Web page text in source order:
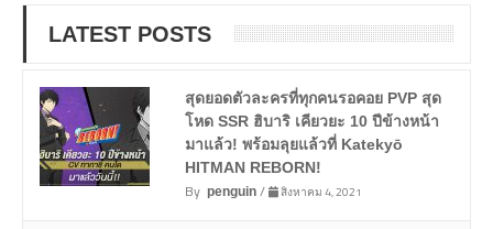
LATEST POSTS
สุดยอดตัวละครที่ทุกคนรอคอย PVP สุด
โหด SSR ฮิบาริ เคียวยะ 10 ปีข้างหน้า
มาแล้ว! พร้อมลุยแล้วที่ Katekyō
HITMAN REBORN!
By penguin/ สิงหาคม 4, 2021